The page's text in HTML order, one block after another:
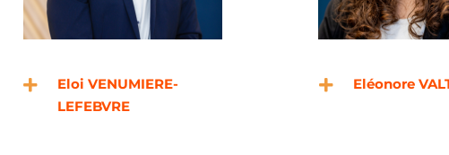
Eloi VENUMIERE-
LEFEBVRE
Eléonore